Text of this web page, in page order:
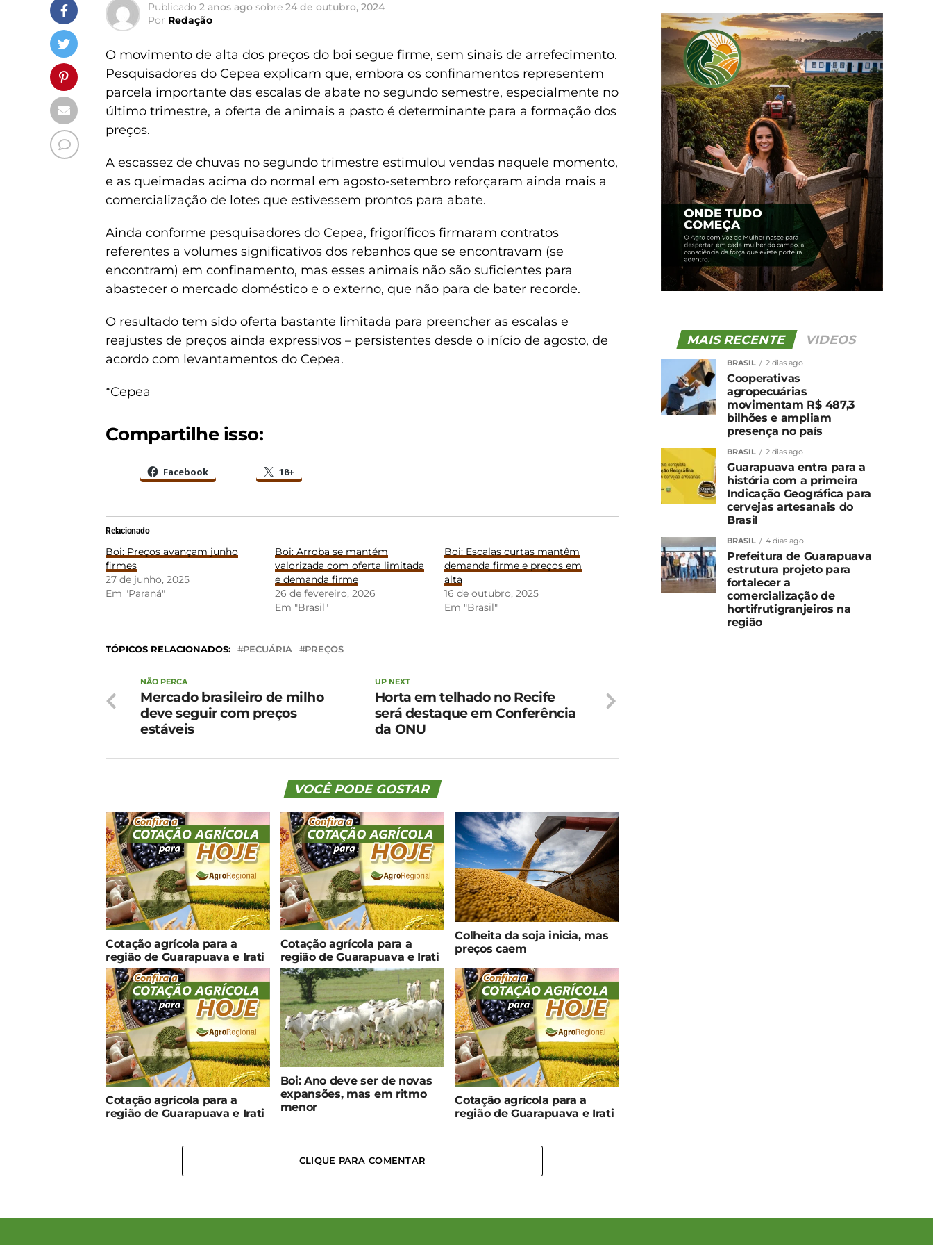
Publicado 2 anos ago sobre 24 de outubro, 2024
Por Redação
O movimento de alta dos preços do boi segue firme, sem sinais de arrefecimento.
Pesquisadores do Cepea explicam que, embora os confinamentos representem
parcela importante das escalas de abate no segundo semestre, especialmente no
último trimestre, a oferta de animais a pasto é determinante para a formação dos
preços.
A escassez de chuvas no segundo trimestre estimulou vendas naquele momento,
e as queimadas acima do normal em agosto-setembro reforçaram ainda mais a
comercialização de lotes que estivessem prontos para abate.
Ainda conforme pesquisadores do Cepea, frigoríficos firmaram contratos
referentes a volumes significativos dos rebanhos que se encontravam (se
encontram) em confinamento, mas esses animais não são suficientes para
abastecer o mercado doméstico e o externo, que não para de bater recorde.
O resultado tem sido oferta bastante limitada para preencher as escalas e
reajustes de preços ainda expressivos – persistentes desde o início de agosto, de
acordo com levantamentos do Cepea.
*Cepea
Compartilhe isso:
Facebook 18+
Relacionado
Boi: Preços avançam junho
firmes
27 de junho, 2025
Em "Paraná"
Boi: Arroba se mantém
valorizada com oferta limitada
e demanda firme
26 de fevereiro, 2026
Em "Brasil"
Boi: Escalas curtas mantêm
demanda firme e preços em
alta
16 de outubro, 2025
Em "Brasil"
TÓPICOS RELACIONADOS: PECUÁRIA PREÇOS
UP NEXT
Horta em telhado no Recife
será destaque em Conferência
da ONU
NÃO PERCA
Mercado brasileiro de milho
deve seguir com preços
estáveis
VOCÊ PODE GOSTAR
Cotação agrícola para a
região de Guarapuava e Irati
Cotação agrícola para a
região de Guarapuava e Irati
Colheita da soja inicia, mas
preços caem
Cotação agrícola para a
região de Guarapuava e Irati
Boi: Ano deve ser de novas
expansões, mas em ritmo
menor
Cotação agrícola para a
região de Guarapuava e Irati
CLIQUE PARA COMENTAR
MAIS RECENTE VIDEOS
BRASIL 2 dias ago
Cooperativas
agropecuárias
movimentam R$ 487,3
bilhões e ampliam
presença no país
BRASIL 2 dias ago
Guarapuava entra para a
história com a primeira
Indicação Geográfica para
cervejas artesanais do
Brasil
BRASIL 4 dias ago
Prefeitura de Guarapuava
estrutura projeto para
fortalecer a
comercialização de
hortifrutigranjeiros na
região